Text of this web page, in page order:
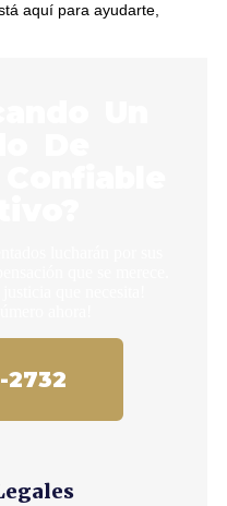
aquí para ayudarte,
2732